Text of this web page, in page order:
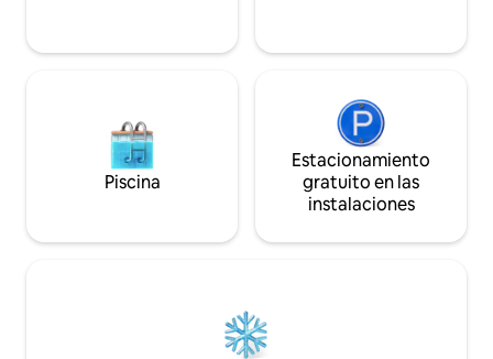
Piscina
Estacionamiento
gratuito en las
instalaciones